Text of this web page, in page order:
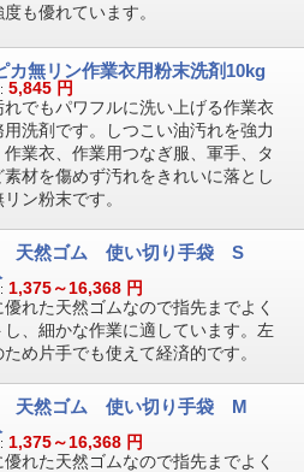
も優れています。
カ無リン作業衣用粉末洗剤10kg
5,845 円
れでもパワフルに洗い上げる作業衣
用洗剤です。しつこい油汚れを強力
作業衣、作業用つなぎ服、軍手、タ
素材を傷めず汚れをきれいに落とし
ン粉末です。
天然ゴム 使い切り手袋 S
1,375～16,368 円
れた天然ゴムなので指先までよく
し、細かな作業に適しています。左
め片手でも使えて経済的です。
天然ゴム 使い切り手袋 M
1,375～16,368 円
れた天然ゴムなので指先までよく